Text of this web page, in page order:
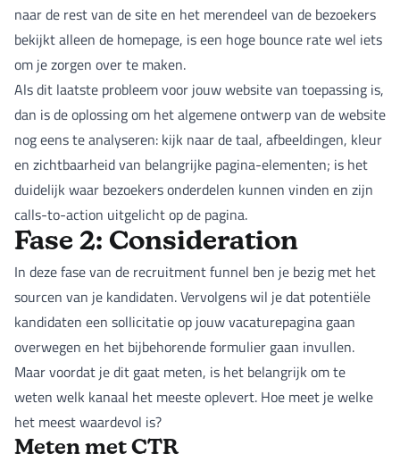
naar de rest van de site en het merendeel van de bezoekers
bekijkt alleen de homepage, is een hoge bounce rate wel iets
om je zorgen over te maken.
Als dit laatste probleem voor jouw website van toepassing is,
dan is de oplossing om het algemene ontwerp van de website
nog eens te analyseren: kijk naar de taal, afbeeldingen, kleur
en zichtbaarheid van belangrijke pagina-elementen; is het
duidelijk waar bezoekers onderdelen kunnen vinden en zijn
calls-to-action uitgelicht op de pagina.
Fase 2: Consideration
In deze fase van de recruitment funnel ben je bezig met het
sourcen van je kandidaten. Vervolgens wil je dat potentiële
kandidaten een sollicitatie op jouw vacaturepagina gaan
overwegen en het bijbehorende formulier gaan invullen.
Maar voordat je dit gaat meten, is het belangrijk om te
weten welk kanaal het meeste oplevert. Hoe meet je welke
het meest waardevol is?
Meten met CTR